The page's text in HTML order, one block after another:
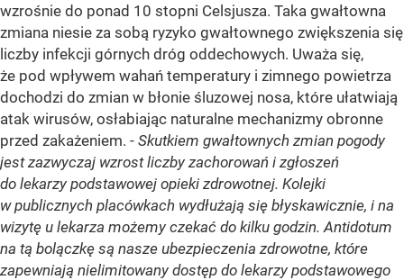
wzrośnie do ponad 10 stopni Celsjusza. Taka gwałtowna
zmiana niesie za sobą ryzyko gwałtownego zwiększenia się
liczby infekcji górnych dróg oddechowych. Uważa się,
że pod wpływem wahań temperatury i zimnego powietrza
dochodzi do zmian w błonie śluzowej nosa, które ułatwiają
atak wirusów, osłabiając naturalne mechanizmy obronne
przed zakażeniem. - Skutkiem gwałtownych zmian pogody
jest zazwyczaj wzrost liczby zachorowań i zgłoszeń
do lekarzy podstawowej opieki zdrowotnej. Kolejki
w publicznych placówkach wydłużają się błyskawicznie, i na
wizytę u lekarza możemy czekać do kilku godzin. Antidotum
na tą bolączkę są nasze ubezpieczenia zdrowotne, które
zapewniają nielimitowany dostęp do lekarzy podstawowego